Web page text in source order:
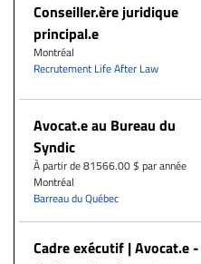
Conseiller.ère juridique
principal.e
Montréal
Recrutement Life After Law
Avocat.e au Bureau du
Syndic
À partir de 81566.00 $ par année
Montréal
Barreau du Québec
Cadre exécutif | Avocat.e -